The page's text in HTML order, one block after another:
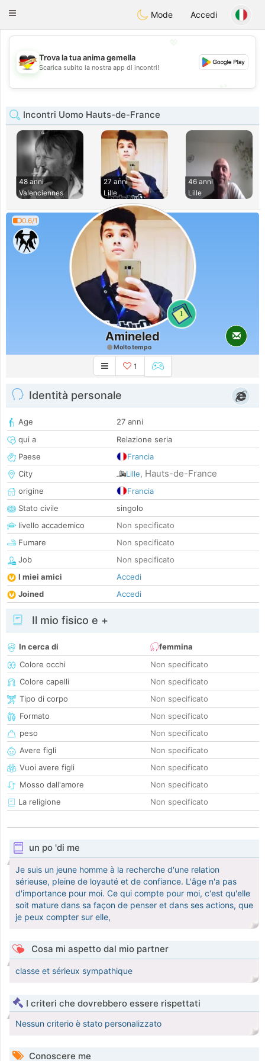
DeutschDating
Toggle
Mode Accedi
💖
💕
Trova la tua anima gemella
Scarica subito la nostra app di incontri!
Incontri Uomo Hauts-de-France
48 anni
Valenciennes
27 anni
Lille
46 anni
Lille
0.6/1
1
Amineled
Molto tempo
1
Identità personale
Age
27 anni
qui a
Relazione seria
Paese
Francia
City
Lille, Hauts-de-France
origine
Francia
Stato civile
singolo
livello accademico
Non specificato
Fumare
Non specificato
Job
Non specificato
I miei amici
Accedi
Joined
Accedi
Il mio fisico e +
In cerca di
femmina
Colore occhi
Non specificato
Colore capelli
Non specificato
Tipo di corpo
Non specificato
Formato
Non specificato
peso
Non specificato
Avere figli
Non specificato
Vuoi avere figli
Non specificato
Mosso dall'amore
Non specificato
La religione
Non specificato
un po 'di me
Je suis un jeune homme à la recherche d'une relation
sérieuse, pleine de loyauté et de confiance. L'âge n'a pas
d'importance pour moi. Ce qui compte pour moi, c'est qu'elle
soit mature dans sa façon de penser et dans ses actions, que
je peux compter sur elle,
Cosa mi aspetto dal mio partner
classe et sérieux sympathique
I criteri che dovrebbero essere rispettati
Nessun criterio è stato personalizzato
Conoscere me